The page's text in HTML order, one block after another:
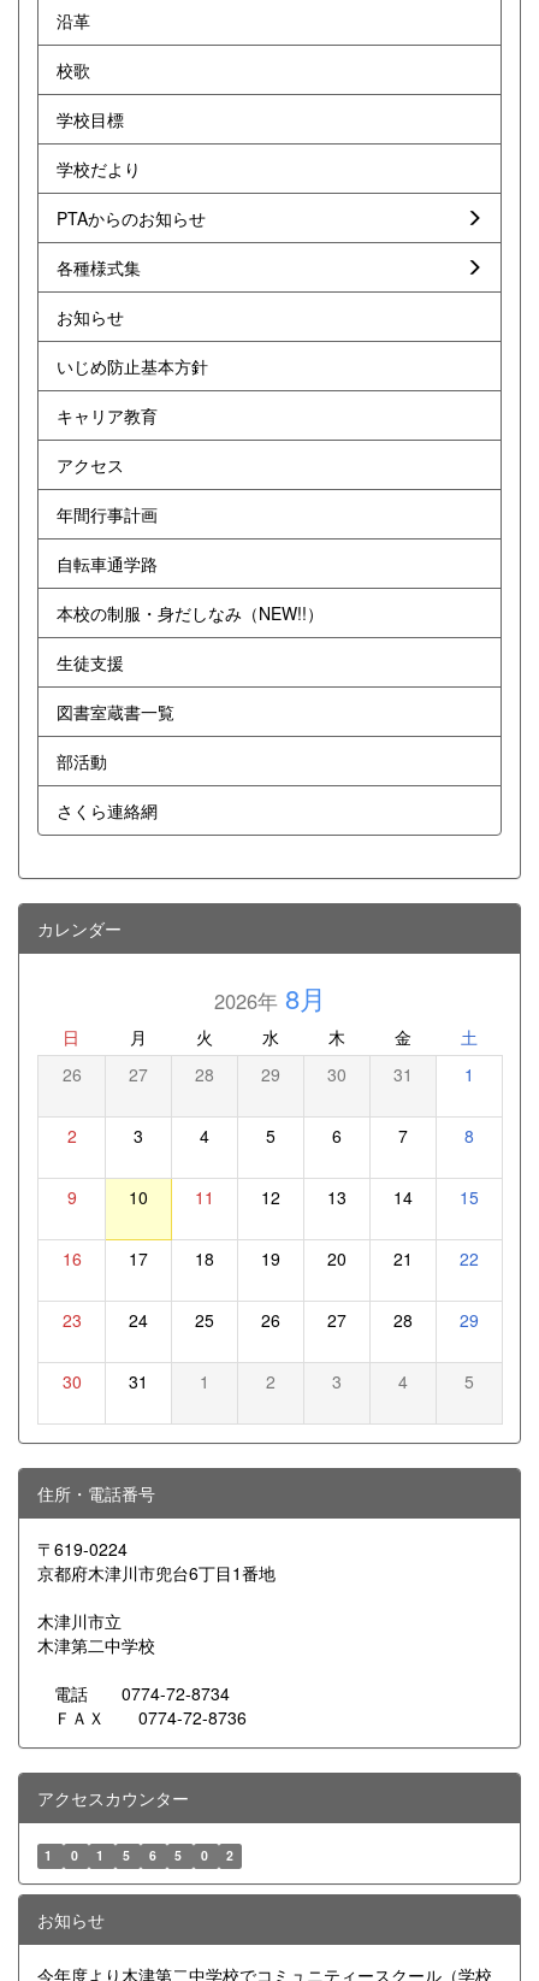
沿革
校歌
学校目標
学校だより
PTAからのお知らせ
各種様式集
お知らせ
いじめ防止基本方針
キャリア教育
アクセス
年間行事計画
自転車通学路
本校の制服・身だしなみ（NEW!!）
生徒支援
図書室蔵書一覧
部活動
さくら連絡網
カレンダー
2026年8月
日 月 火 水 木 金 土
26 27 28 29 30 31 1
2 3 4 5 6 7 8
9 10 11 12 13 14 15
16 17 18 19 20 21 22
23 24 25 26 27 28 29
30 31 1 2 3 4 5
住所・電話番号
〒619-0224
京都府木津川市兜台6丁目1番地
木津川市立
木津第二中学校
電話 0774-72-8734
ＦＡＸ 0774-72-8736
アクセスカウンター
1 0 1 5 6 5 0 2
お知らせ
今年度より木津第二中学校でコミュニティースクール（学校